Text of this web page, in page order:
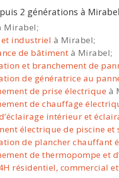
2 générations à
Mirabel;
et industriel à Mirabel;
de bâtiment à Mirabel;
et branchement de
de génératrice au
de prise électrique à
de chauffage
intérieur et
électrique de piscine et
de plancher chauffant
de thermopompe et
résidentiel, commercial